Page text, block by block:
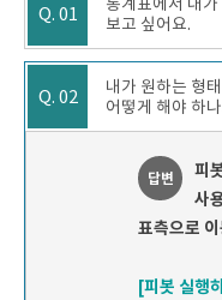
Q. 01
통계표에서 내
보고 싶어요.
Q. 02
내가 원하는 형
어떻게 해야 하
답변
피
사
표측으로
[피봇 실행